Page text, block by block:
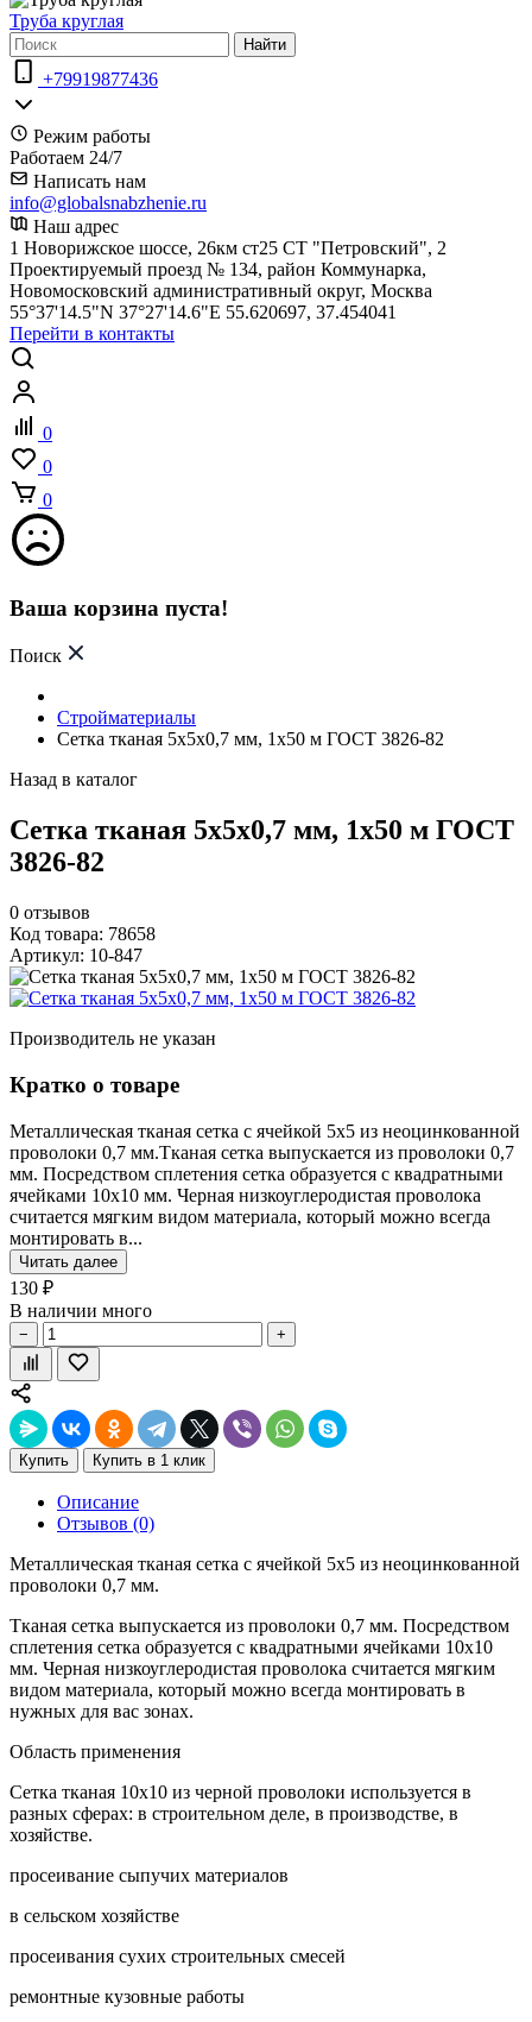
Труба круглая
Найти
+79919877436
Режим работы
Работаем 24/7
Написать нам
info@globalsnabzhenie.ru
Наш адрес
1 Новорижское шоссе, 26км ст25 СТ "Петровский", 2
Проектируемый проезд № 134, район Коммунарка,
Новомосковский административный округ, Москва
55°37'14.5"N 37°27'14.6"E 55.620697, 37.454041
Перейти в контакты
0
0
0
Ваша корзина пуста!
Поиск
Стройматериалы
Сетка тканая 5х5х0,7 мм, 1х50 м ГОСТ 3826-82
Назад в каталог
Сетка тканая 5х5х0,7 мм, 1х50 м ГОСТ
3826-82
0 отзывов
Код товара: 78658
Артикул: 10-847
Производитель не указан
Кратко о товаре
Металлическая тканая сетка с ячейкой 5х5 из неоцинкованной
проволоки 0,7 мм.Тканая сетка выпускается из проволоки 0,7
мм. Посредством сплетения сетка образуется с квадратными
ячейками 10х10 мм. Черная низкоуглеродистая проволока
считается мягким видом материала, который можно всегда
монтировать в...
Читать далее
130 ₽
В наличии много
− +
Купить Купить в 1 клик
Описание
Отзывов (0)
Металлическая тканая сетка с ячейкой 5х5 из неоцинкованной
проволоки 0,7 мм.
Тканая сетка выпускается из проволоки 0,7 мм. Посредством
сплетения сетка образуется с квадратными ячейками 10х10
мм. Черная низкоуглеродистая проволока считается мягким
видом материала, который можно всегда монтировать в
нужных для вас зонах.
Область применения
Сетка тканая 10х10 из черной проволоки используется в
разных сферах: в строительном деле, в производстве, в
хозяйстве.
просеивание сыпучих материалов
в сельском хозяйстве
просеивания сухих строительных смесей
ремонтные кузовные работы